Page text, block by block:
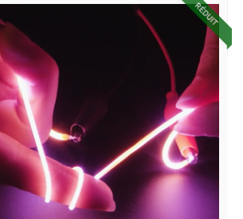
RÉDUIT